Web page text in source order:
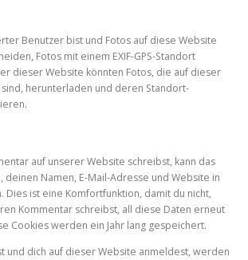
Benutzer bist und Fotos auf diese Website
Fotos mit einem EXIF-GPS-Standort
dieser Website könnten Fotos, die auf dieser
herunterladen und deren Standort-
auf unserer Website schreibst, kann das
deinen Namen, E-Mail-Adresse und Website in
Dies ist eine Komfortfunktion, damit du nicht,
Kommentar schreibst, all diese Daten erneut
Cookies werden ein Jahr lang gespeichert.
und dich auf dieser Website anmeldest, werden